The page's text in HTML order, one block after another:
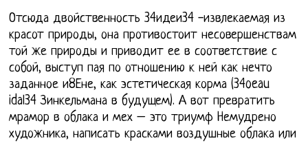
Отсюда двойственность 34идеи34 -извлекаемая из
красот природы, она противостоит несовершенствам
той же природы и приводит ее в соответствие с
собой, выступ пая по отношению к ней как нечто
заданное и8Ене, как эстетическая корма (34oeau
idal34 Зинкельмана в будущем). А вот превратить
мрамор в облака и мех – это триумф Немудрено
художника, написать красками воздушные облака или